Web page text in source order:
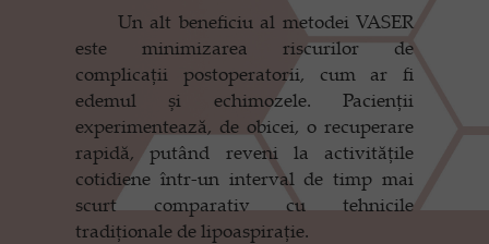
Un alt beneficiu al metodei VASER
este minimizarea riscurilor de
complicații postoperatorii, cum ar fi
edemul și echimozele. Pacienții
experimentează, de obicei, o recuperare
rapidă, putând reveni la activitățile
cotidiene într-un interval de timp mai
scurt comparativ cu tehnicile
tradiționale de lipoaspirație.